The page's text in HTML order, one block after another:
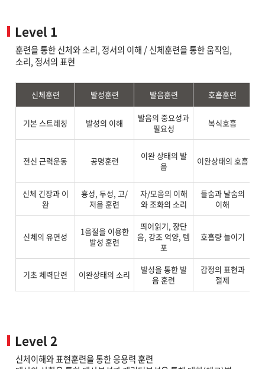
Level 1
훈련을 통한 신체와 소리, 정서의 이해 / 신체훈련을 통한 움직임,
소리, 정서의 표현
신체훈련 발성훈련 발음훈련 호흡훈련
기본 스트레칭 발성의 이해
발음의 중요성과
필요성
복식호흡
전신 근력운동 공명훈련
이완 상태의 발
음
이완상태의 호흡
신체 긴장과 이
완
흉성, 두성, 고/
저음 훈련
자/모음의 이해
와 조화의 소리
들숨과 날숨의
이해
신체의 유연성
1음절을 이용한
발성 훈련
띄어읽기, 장단
음, 강조 억양, 템
포
호흡량 늘이기
기초 체력단련 이완상태의 소리
발성을 통한 발
음 훈련
감정의 표현과
절제
Level 2
신체이해와 표현훈련을 통한 응용력 훈련